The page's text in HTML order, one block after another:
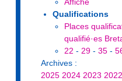
Affiche
Qualifications
Places
qualifié·es
22 - 29 - 35 -
Archives :
2025 2024 2023 2022